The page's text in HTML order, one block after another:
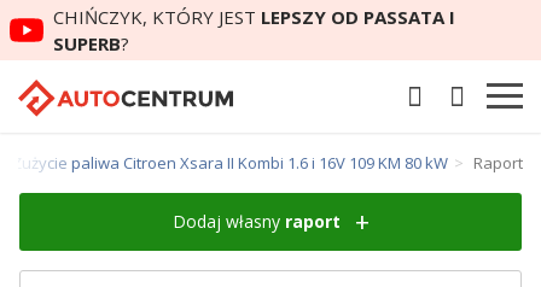
CHIŃCZYK, KTÓRY JEST LEPSZY OD PASSATA I
SUPERB?
Zużycie paliwa Citroen Xsara II Kombi 1.6 i 16V 109 KM 80 kW Raport
Dodaj własny raport